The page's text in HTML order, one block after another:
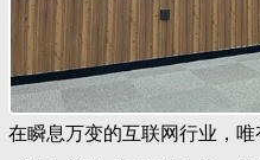
在瞬息万变的互联网行业，